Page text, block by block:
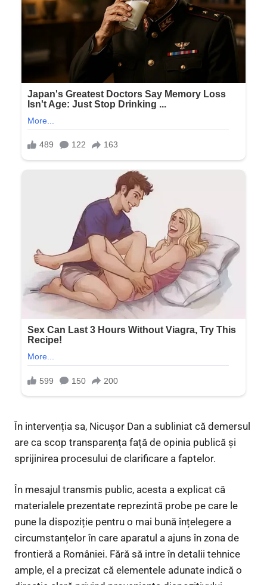
În intervenția sa, Nicușor Dan a subliniat că demersul
are ca scop transparența față de opinia publică și
sprijinirea procesului de clarificare a faptelor.
În mesajul transmis public, acesta a explicat că
materialele prezentate reprezintă probe pe care le
pune la dispoziție pentru o mai bună înțelegere a
circumstanțelor în care aparatul a ajuns în zona de
frontieră a României. Fără să intre în detalii tehnice
ample, el a precizat că elementele adunate indică o